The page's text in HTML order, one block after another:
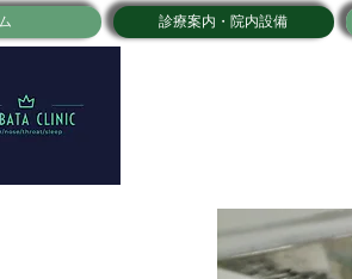
診療案内・院内設備